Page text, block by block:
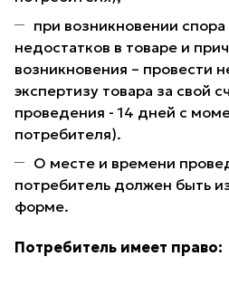
при возникновении
недостатков в товаре и
возникновения – провести
экспертизу товара за свой
проведения - 14 дней с
потребителя).
О месте и времени
потребитель должен быть
форме.
Потребитель имеет право: